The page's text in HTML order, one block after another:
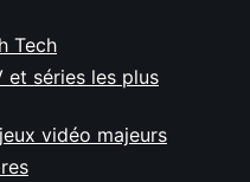
Tech
et séries les plus
vidéo majeurs